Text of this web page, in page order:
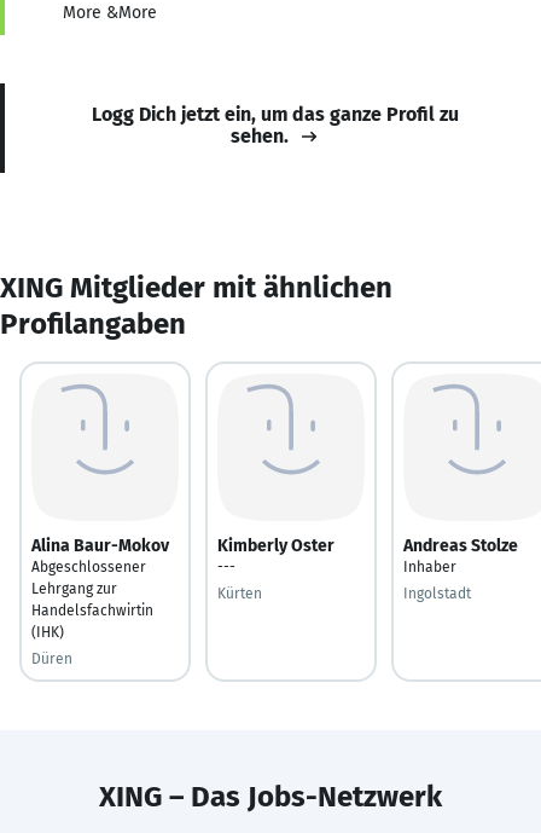
More &More
Logg Dich jetzt ein, um das ganze Profil zu
sehen.
XING Mitglieder mit ähnlichen
Profilangaben
Alina Baur-Mokov
Abgeschlossener
Lehrgang zur
Handelsfachwirtin
(IHK)
Düren
Kimberly Oster
---
Kürten
Andreas Stolze
Inhaber
Ingolstadt
XING – Das Jobs-Netzwerk